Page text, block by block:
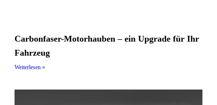
Carbonfaser-Motorhauben – ein Upgrade für Ihr
Fahrzeug
Weiterlesen »